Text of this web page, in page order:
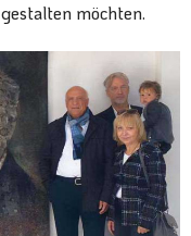
möchten.